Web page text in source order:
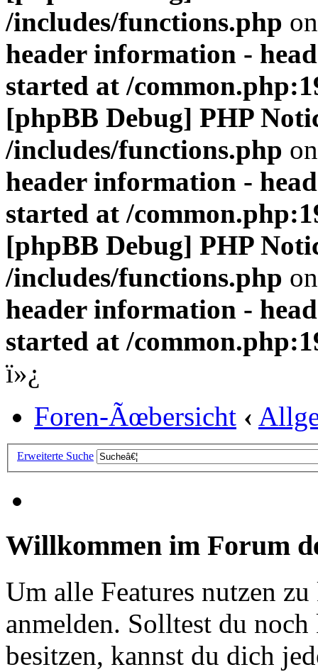
/includes/functions.php
header information -
started at /
[phpBB Debug] PHP
/includes/functions.php
header information -
started at /
[phpBB Debug] PHP
/includes/functions.php
header information -
started at /
ï»¿
Foren-Ãœbersicht ‹
Erweiterte Suche
Willkommen im Forum
Um alle Features nutzen
anmelden. Solltest du
besitzen, kannst du dich